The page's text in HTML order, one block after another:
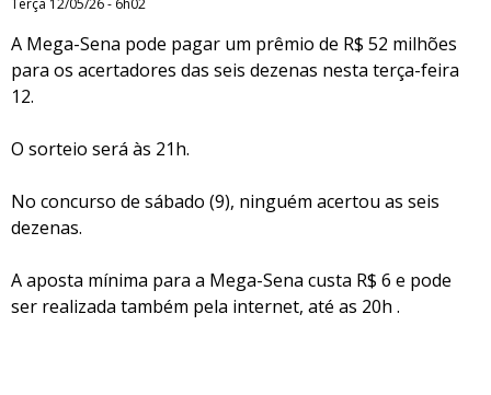
Terça 12/05/26 - 6h02
A Mega-Sena pode pagar um prêmio de R$ 52 milhões
para os acertadores das seis dezenas nesta terça-feira
12.
O sorteio será às 21h.
No concurso de sábado (9), ninguém acertou as seis
dezenas.
A aposta mínima para a Mega-Sena custa R$ 6 e pode
ser realizada também pela internet, até as 20h .